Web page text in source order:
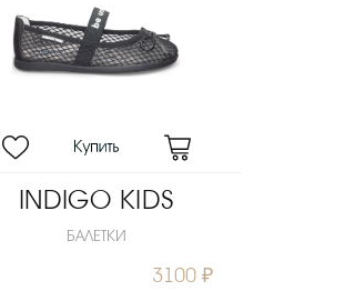
INDIGO KIDS
БАЛЕТКИ
3100 ₽